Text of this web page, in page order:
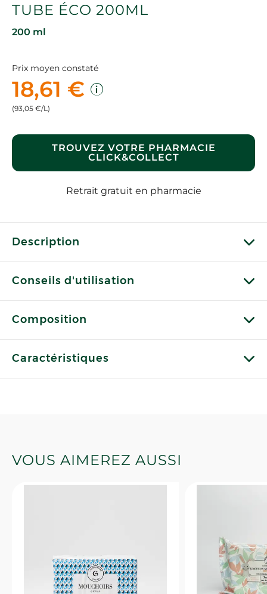
TUBE ÉCO 200ML
200 ml
Prix moyen constaté
18,61 €
(93,05 €/L)
TROUVEZ VOTRE PHARMACIE
CLICK&COLLECT
Retrait gratuit en pharmacie
Description
Conseils d'utilisation
Composition
Caractéristiques
VOUS AIMEREZ AUSSI